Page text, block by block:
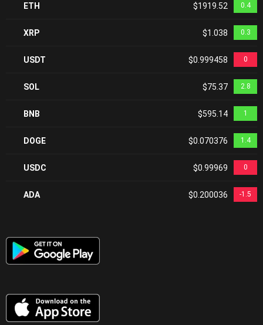
ETH $1919.52 0.4
XRP $1.038 0.3
USDT $0.999458 0
SOL $75.37 2.8
BNB $595.14 1
DOGE $0.070376 1.4
USDC $0.99969 0
ADA $0.200036 -1.5